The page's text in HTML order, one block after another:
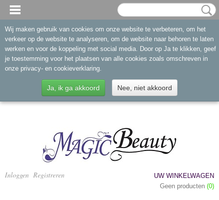
Inloggen Registreren
UW WINKELWAGEN
Geen producten (0)
Wij maken gebruik van cookies om onze website te verbeteren, om het
verkeer op de website te analyseren, om de website naar behoren te laten
werken en voor de koppeling met social media. Door op Ja te klikken, geef
je toestemming voor het plaatsen van alle cookies zoals omschreven in
onze privacy- en cookieverklaring.
Ja, ik ga akkoord Nee, niet akkoord